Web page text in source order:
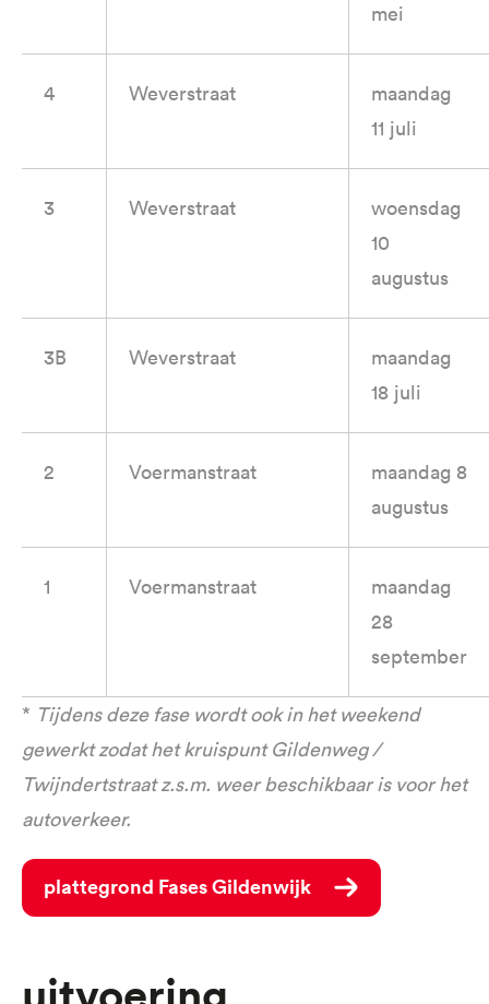
mei
4 Weverstraat
maandag
11 juli
3 Weverstraat
woensdag
10
augustus
3B Weverstraat
maandag
18 juli
2 Voermanstraat
maandag 8
augustus
1 Voermanstraat
maandag
28
september
* Tijdens deze fase wordt ook in het weekend
gewerkt zodat het kruispunt Gildenweg /
Twijndertstraat z.s.m. weer beschikbaar is voor het
autoverkeer.
Plattegrond Fases Gildenwijk